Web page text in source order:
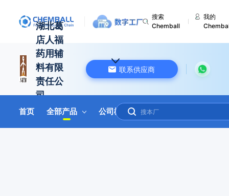
搜索
Chemball
我的
湖北葛
店人福
药用辅
料有限
责任公
司
中国 湖北
联系供应商
首页 全部产品 公司概况 联系我们